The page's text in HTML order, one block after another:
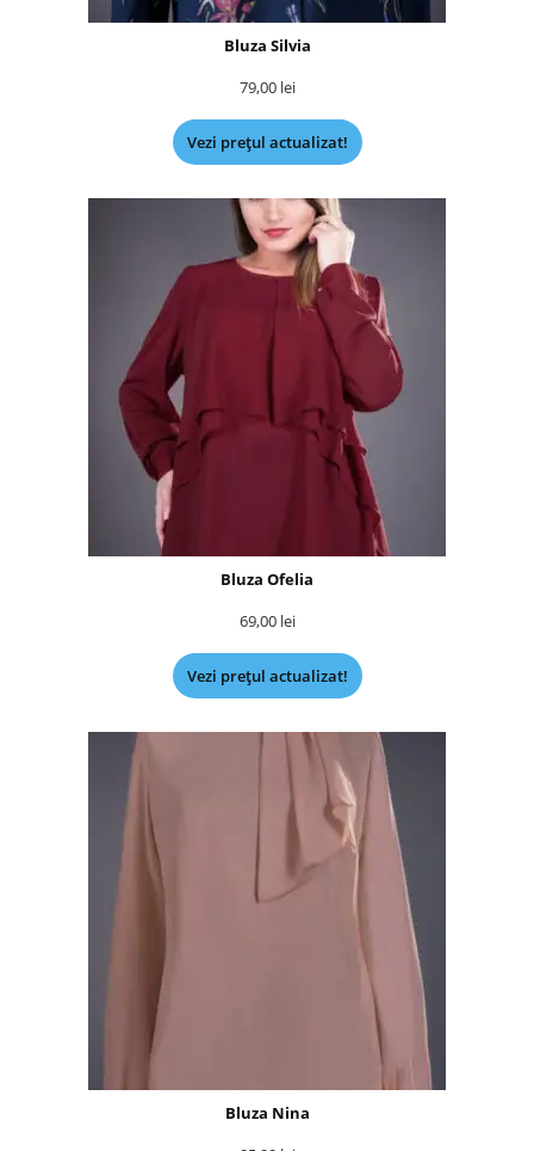
Bluza Silvia
79,00 lei
Vezi prețul actualizat!
Bluza Ofelia
69,00 lei
Vezi prețul actualizat!
Bluza Nina